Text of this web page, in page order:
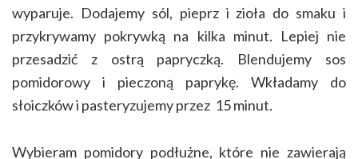
wyparuje. Dodajemy sól, pieprz i zioła do smaku i
przykrywamy pokrywką na kilka minut. Lepiej nie
przesadzić z ostrą papryczką. Blendujemy sos
pomidorowy i pieczoną paprykę. Wkładamy do
słoiczków i pasteryzujemy przez 15 minut.
Wybieram pomidory podłużne, które nie zawierają